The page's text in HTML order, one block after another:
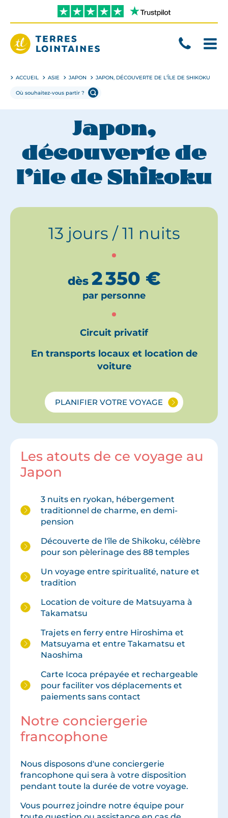
directement
contenu
ACCUEIL ASIE JAPON JAPON, DÉCOUVERTE DE L’ÎLE DE SHIKOKU
Japon,
découverte de
l’île de Shikoku
13 jours / 11 nuits
dès 2 350 €
par personne
Circuit privatif
En transports locaux et location de
voiture
PLANIFIER VOTRE VOYAGE
Les atouts de ce voyage au
Japon
3 nuits en ryokan, hébergement
traditionnel de charme, en demi-
pension
Découverte de l'île de Shikoku, célèbre
pour son pèlerinage des 88 temples
Un voyage entre spiritualité, nature et
tradition
Location de voiture de Matsuyama à
Takamatsu
Trajets en ferry entre Hiroshima et
Matsuyama et entre Takamatsu et
Naoshima
Carte Icoca prépayée et rechargeable
pour faciliter vos déplacements et
paiements sans contact
Notre conciergerie
francophone
Nous disposons d'une conciergerie
francophone qui sera à votre disposition
pendant toute la durée de votre voyage.
Vous pourrez joindre notre équipe pour